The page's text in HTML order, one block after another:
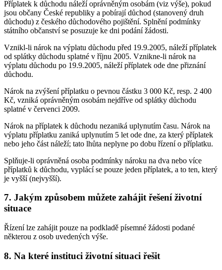
Příplatek k důchodu náleží oprávněným osobám (viz výše), pokud
jsou občany České republiky a pobírají důchod (stanovený druh
důchodu) z českého důchodového pojištění. Splnění podmínky
státního občanství se posuzuje ke dni podání žádosti.
Vznikl-li nárok na výplatu důchodu před 19.9.2005, náleží příplatek
od splátky důchodu splatné v říjnu 2005. Vznikne-li nárok na
výplatu důchodu po 19.9.2005, náleží příplatek ode dne přiznání
důchodu.
Nárok na zvýšení příplatku o pevnou částku 3 000 Kč, resp. 2 400
Kč, vzniká oprávněným osobám nejdříve od splátky důchodu
splatné v červenci 2009.
Nárok na příplatek k důchodu nezaniká uplynutím času. Nárok na
výplatu příplatku zaniká uplynutím 5 let ode dne, za který příplatek
nebo jeho část náleží; tato lhůta neplyne po dobu řízení o příplatku.
Splňuje-li oprávněná osoba podmínky nároku na dva nebo více
příplatků k důchodu, vyplácí se pouze jeden příplatek, a to ten, který
je vyšší (nejvyšší).
7. Jakým způsobem můžete zahájit řešení životní
situace
Řízení lze zahájit pouze na podkladě písemné žádosti podané
některou z osob uvedených výše.
8. Na které instituci životní situaci řešit